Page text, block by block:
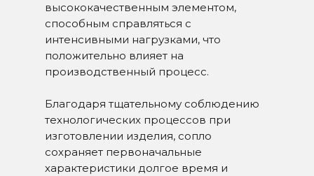
высококачественным элементом,
способным справляться с
интенсивными нагрузками, что
положительно влияет на
производственный процесс.
Благодаря тщательному соблюдению
технологических процессов при
изготовлении изделия, сопло
сохраняет первоначальные
характеристики долгое время и